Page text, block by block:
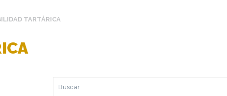
TARTÁRICA